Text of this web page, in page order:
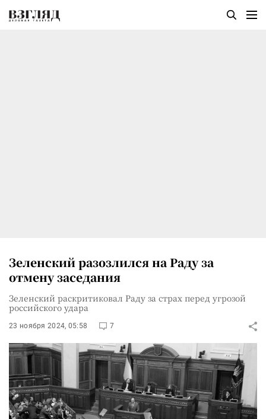
Зеленский разозлился на Раду за
отмену заседания
Зеленский раскритиковал Раду за страх перед угрозой
российского удара
23 ноября 2024, 05:58 7